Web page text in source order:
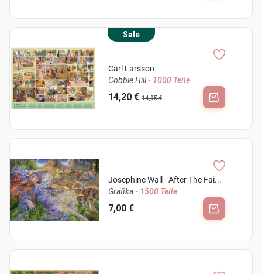
Sale
Carl Larsson
Cobble Hill- 1000 Teile
14,20 € 14,95 €
Josephine Wall - After The Fai...
Grafika- 1500 Teile
7,00 €